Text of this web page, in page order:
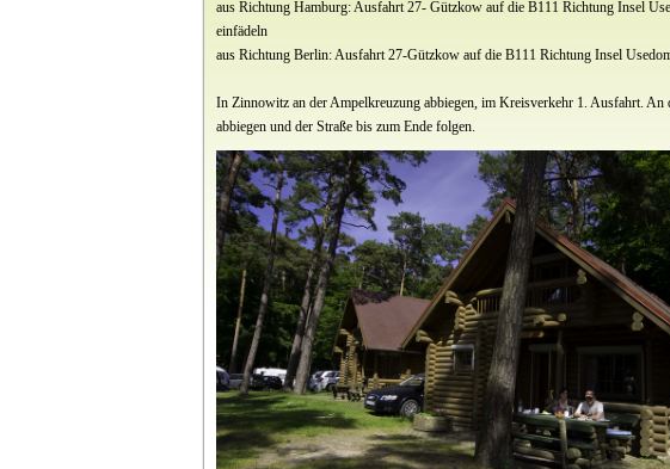
aus Richtung Hamburg: Ausfahrt 27- Gützkow auf die B111 Richtung Insel
einfädeln
aus Richtung Berlin: Ausfahrt 27-Gützkow auf die B111 Richtung Insel
In Zinnowitz an der Ampelkreuzung abbiegen, im Kreisverkehr 1. Ausfahrt. An
abbiegen und der Straße bis zum Ende folgen.